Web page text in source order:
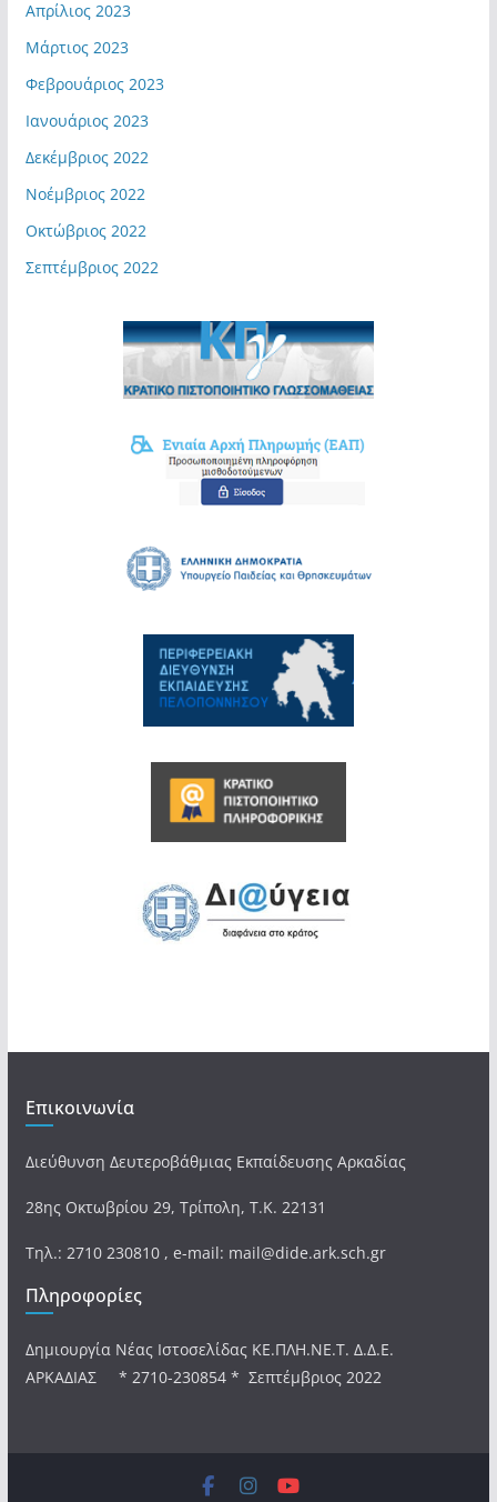
Απρίλιος 2023
Μάρτιος 2023
Φεβρουάριος 2023
Ιανουάριος 2023
Δεκέμβριος 2022
Νοέμβριος 2022
Οκτώβριος 2022
Σεπτέμβριος 2022
Επικοινωνία
Διεύθυνση Δευτεροβάθμιας Εκπαίδευσης Αρκαδίας
28ης Οκτωβρίου 29, Τρίπολη, Τ.Κ. 22131
Τηλ.: 2710 230810 , e-mail: mail@dide.ark.sch.gr
Πληροφορίες
Δημιουργία Νέας Ιστοσελίδας ΚΕ.ΠΛΗ.ΝΕ.Τ. Δ.Δ.Ε.
ΑΡΚΑΔΙΑΣ * 2710-230854 * Σεπτέμβριος 2022